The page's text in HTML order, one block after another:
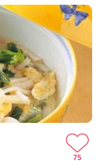
75